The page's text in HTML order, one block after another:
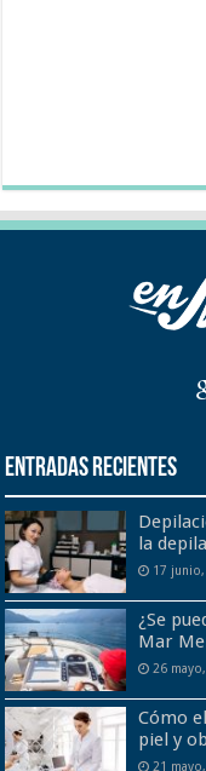
Entradas recientes
la
17
¿Se
Mar
26
Cómo
piel y
21